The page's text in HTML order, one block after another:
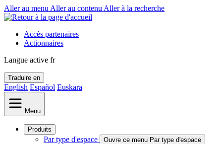
Aller au menu Aller au contenu Aller à la recherche
Accès partenaires
Actionnaires
Langue active fr
Traduire en
English Español Euskara
Menu
Produits
Par type d'espace Ouvre ce menu Par type d'espace